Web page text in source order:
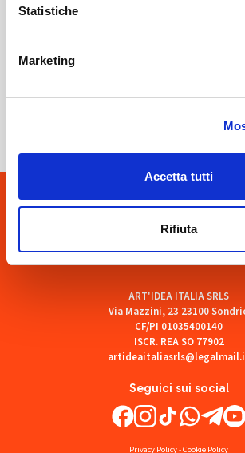
Statistiche
Marketing
Accetta tutti
Rifiuta
SOF Società Onoranze Funebri
Seguici sui social
ART'IDEA ITALIA SRLS
Via Mazzini, 23 23100
CF/PI 01035400140
ISCR. REA SO 77902
Privacy Policy-Cookie Policy